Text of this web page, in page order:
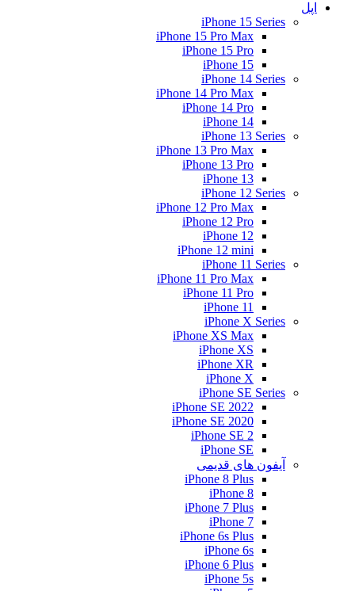
اپل
iPhone 15 Series
iPhone 15 Pro Max
iPhone 15 Pro
iPhone 15
iPhone 14 Series
iPhone 14 Pro Max
iPhone 14 Pro
iPhone 14
iPhone 13 Series
iPhone 13 Pro Max
iPhone 13 Pro
iPhone 13
iPhone 12 Series
iPhone 12 Pro Max
iPhone 12 Pro
iPhone 12
iPhone 12 mini
iPhone 11 Series
iPhone 11 Pro Max
iPhone 11 Pro
iPhone 11
iPhone X Series
iPhone XS Max
iPhone XS
iPhone XR
iPhone X
iPhone SE Series
iPhone SE 2022
iPhone SE 2020
iPhone SE 2
iPhone SE
آیفون های قدیمی
iPhone 8 Plus
iPhone 8
iPhone 7 Plus
iPhone 7
iPhone 6s Plus
iPhone 6s
iPhone 6 Plus
iPhone 5s